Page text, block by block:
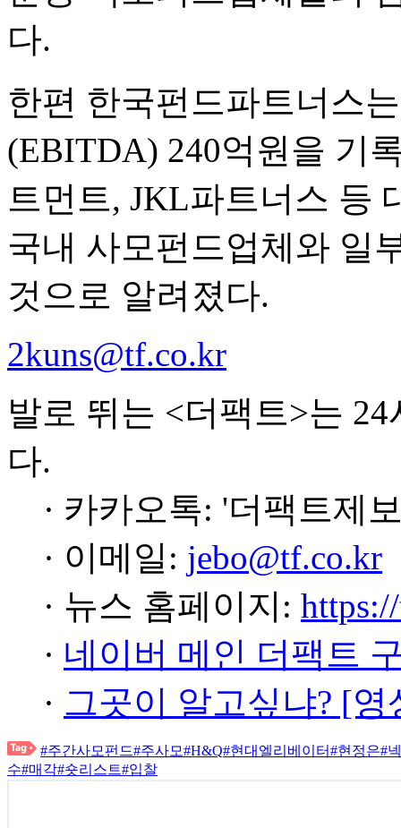
다.
한편 한국펀드파트너스
(EBITDA) 240억원을 기
트먼트, JKL파트너스 등
국내 사모펀드업체와 일
것으로 알려졌다.
2kuns@tf.co.kr
발로 뛰는 <더팩트>는
다.
· 카카오톡: '더팩트제
· 이메일: jebo@tf.co.kr
· 뉴스 홈페이지:
· 네이버 메인 더팩트
· 그곳이 알고싶냐? [
#주간사모펀드#주사모#H&Q#현대엘리베이터#현정은#
수#매각#숏리스트#입찰